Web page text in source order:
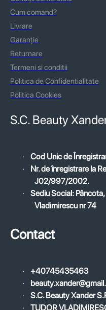
Cum comand?
Livrare
Garanție
Returnare
Termeni si conditii
Politica de Confidentialitate
Politica Cookies
S.C. Beauty
·
Cod Unic de
·
Nr. de înregistrare la
J02/997/2002.
·
Sediu Social:
Vladimirescu nr 74
Contact
·
+40745435463
·
·
S.C. Beauty Xander
·
TUDOR